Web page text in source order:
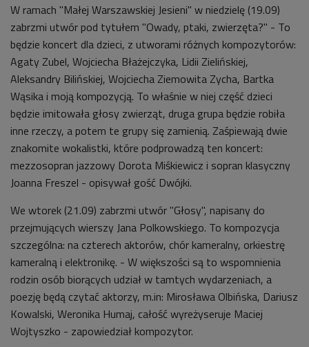
W ramach "Małej Warszawskiej Jesieni" w niedzielę (19.09)
zabrzmi utwór pod tytułem "Owady, ptaki, zwierzęta?" - To
będzie koncert dla dzieci, z utworami różnych kompozytorów:
Agaty Zubel, Wojciecha Błażejczyka, Lidii Zielińskiej,
Aleksandry Bilińskiej, Wojciecha Ziemowita Zycha, Bartka
Wąsika i moją kompozycją. To właśnie w niej część dzieci
będzie imitowała głosy zwierząt, druga grupa będzie robiła
inne rzeczy, a potem te grupy się zamienią. Zaśpiewają dwie
znakomite wokalistki, które podprowadzą ten koncert:
mezzosopran jazzowy Dorota Miśkiewicz i sopran klasyczny
Joanna Freszel - opisywał gość Dwójki.
We wtorek (21.09) zabrzmi utwór "Głosy", napisany do
przejmujących wierszy Jana Polkowskiego. To kompozycja
szczególna: na czterech aktorów, chór kameralny, orkiestrę
kameralną i elektronikę. - W większości są to wspomnienia
rodzin osób biorących udział w tamtych wydarzeniach, a
poezję będą czytać aktorzy, m.in: Mirosława Olbińska, Dariusz
Kowalski, Weronika Humaj, całość wyreżyseruje Maciej
Wojtyszko - zapowiedział kompozytor.